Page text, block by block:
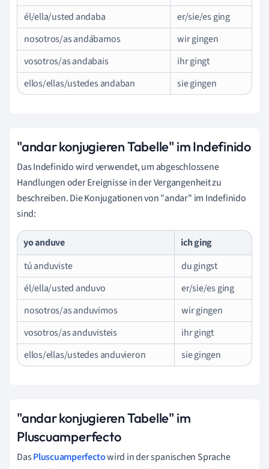
él/ella/usted andaba
er/sie/es ging
nosotros/as andábamos
wir gingen
vosotros/as andabais
ihr gingt
ellos/ellas/ustedes andaban
sie gingen
"andar konjugieren Tabelle" im Indefinido
Das Indefinido wird verwendet, um abgeschlossene
Handlungen oder Ereignisse in der Vergangenheit zu
beschreiben. Die Konjugationen von "andar" im Indefinido
sind:
yo anduve
ich ging
tú anduviste
du gingst
él/ella/usted anduvo
er/sie/es ging
nosotros/as anduvimos
wir gingen
vosotros/as anduvisteis
ihr gingt
ellos/ellas/ustedes anduvieron
sie gingen
"andar konjugieren Tabelle" im
Pluscuamperfecto
DasPluscuamperfectowird in der spanischen Sprache